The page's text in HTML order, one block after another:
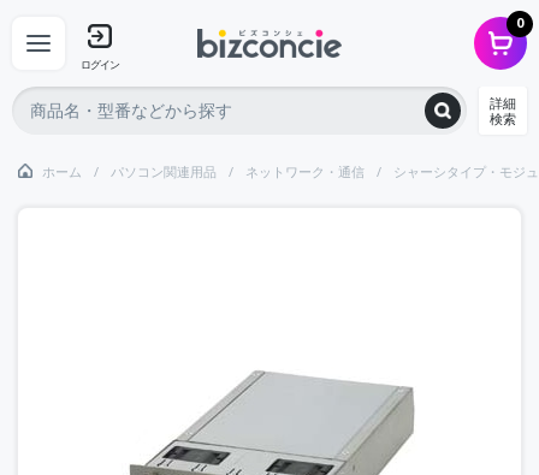
ログイン
0
詳細
検索
ホーム パソコン関連用品 ネットワーク・通信 シャーシタイプ・モジ